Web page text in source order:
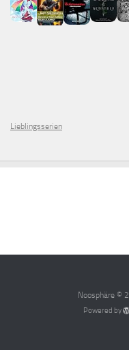
Lieblingsserien
Noosphäre ©
Powered by